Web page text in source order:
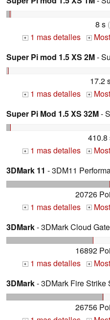
8 s
+ 1 mas detalles +
Super Pi mod 1.5 XS 2M-
17.2
+ 1 mas detalles +
Super Pi Mod 1.5 XS 32M-
410.8
+ 1 mas detalles +
3DMark 11 - 3DM11
20726
+ 1 mas detalles +
3DMark- 3DMark Cloud
16892
+ 1 mas detalles +
3DMark- 3DMark Fire Strike
26756